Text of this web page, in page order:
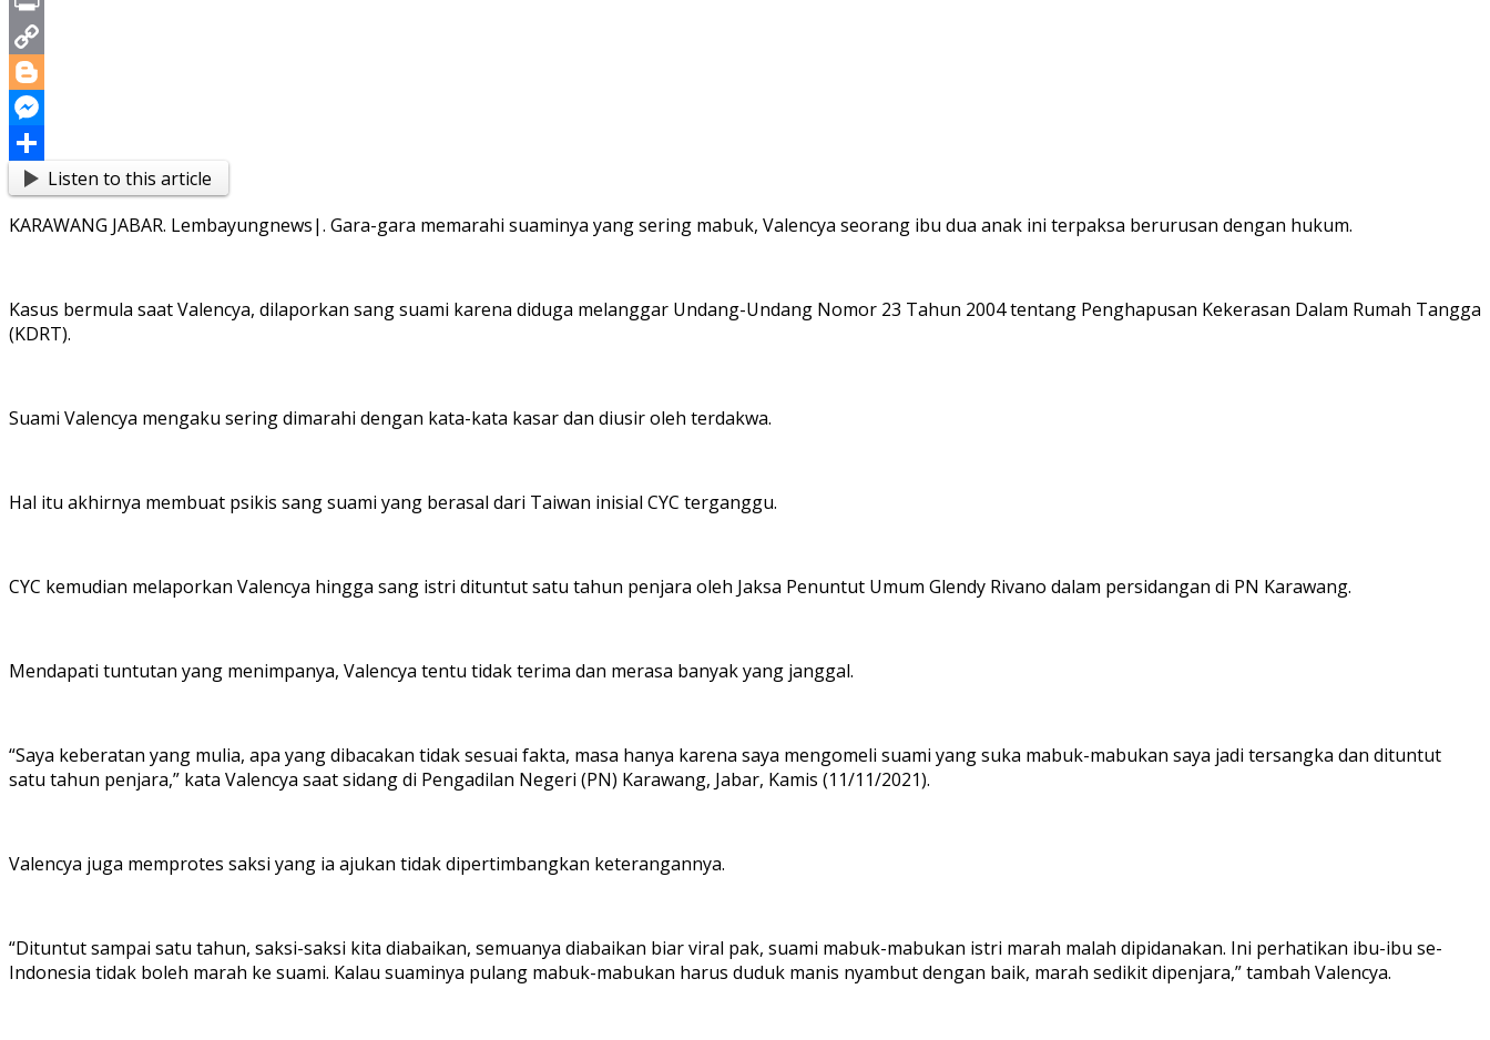
Print
Copy
Link
Blogger
Messenger
ShareListen to this article
KARAWANG JABAR. Lembayungnews|. Gara-gara memarahi suaminya yang sering mabuk, Valencya seorang ibu dua anak ini terpaksa berurusan dengan hukum.
Kasus bermula saat Valencya, dilaporkan sang suami karena diduga melanggar Undang-Undang Nomor 23 Tahun 2004 tentang Penghapusan Kekerasan Dalam Rumah Tangga
(KDRT).
Suami Valencya mengaku sering dimarahi dengan kata-kata kasar dan diusir oleh terdakwa.
Hal itu akhirnya membuat psikis sang suami yang berasal dari Taiwan inisial CYC terganggu.
CYC kemudian melaporkan Valencya hingga sang istri dituntut satu tahun penjara oleh Jaksa Penuntut Umum Glendy Rivano dalam persidangan di PN Karawang.
Mendapati tuntutan yang menimpanya, Valencya tentu tidak terima dan merasa banyak yang janggal.
“Saya keberatan yang mulia, apa yang dibacakan tidak sesuai fakta, masa hanya karena saya mengomeli suami yang suka mabuk-mabukan saya jadi tersangka dan dituntut
satu tahun penjara,” kata Valencya saat sidang di Pengadilan Negeri (PN) Karawang, Jabar, Kamis (11/11/2021).
Valencya juga memprotes saksi yang ia ajukan tidak dipertimbangkan keterangannya.
“Dituntut sampai satu tahun, saksi-saksi kita diabaikan, semuanya diabaikan biar viral pak, suami mabuk-mabukan istri marah malah dipidanakan. Ini perhatikan ibu-ibu se-
Indonesia tidak boleh marah ke suami. Kalau suaminya pulang mabuk-mabukan harus duduk manis nyambut dengan baik, marah sedikit dipenjara,” tambah Valencya.